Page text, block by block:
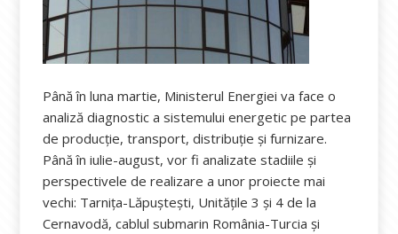
Până în luna martie, Ministerul Energiei va face o
analiză diagnostic a sistemului energetic pe partea
de producție, transport, distribuție și furnizare.
Până în iulie-august, vor fi analizate stadiile și
perspectivele de realizare a unor proiecte mai
vechi: Tarnița-Lăpuștești, Unitățile 3 și 4 de la
Cernavodă, cablul submarin România-Turcia și